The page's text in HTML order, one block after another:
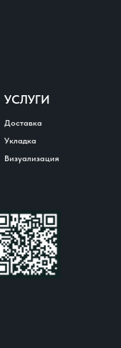
УСЛУГИ
Визуализация
Укладка
Доставка